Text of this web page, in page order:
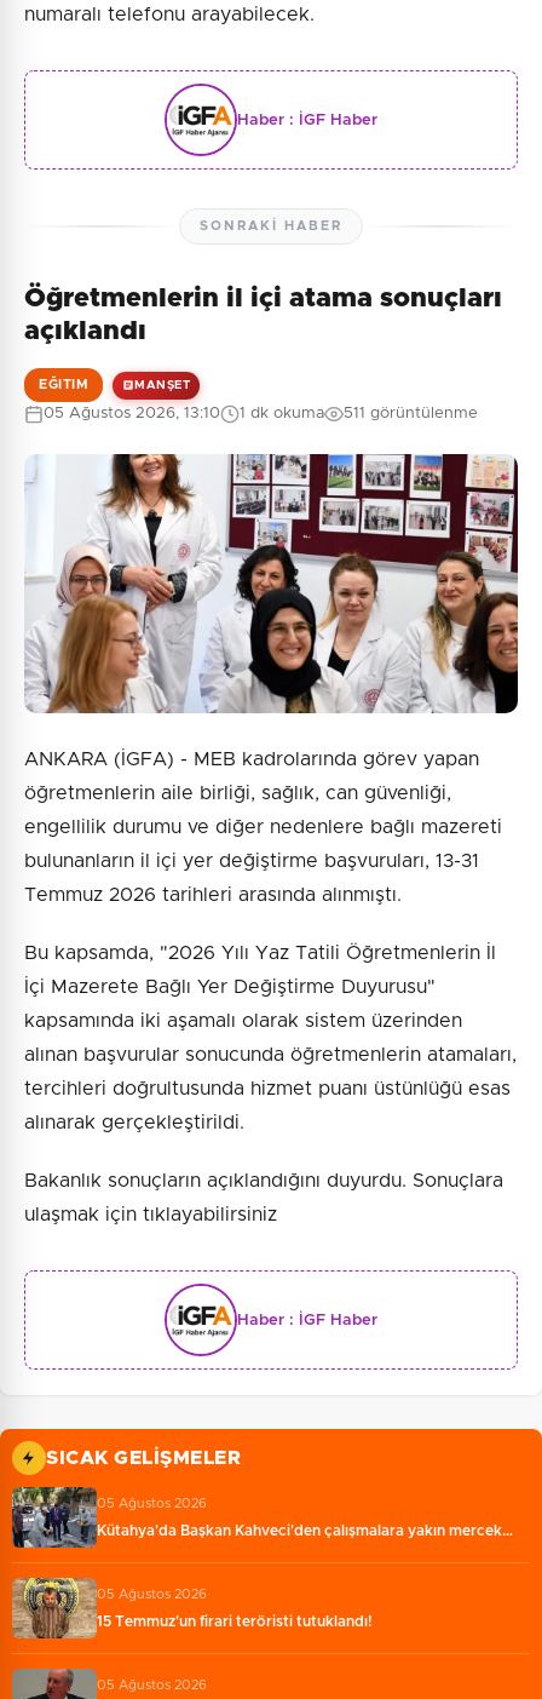
numaralı telefonu arayabilecek.
Haber : İGF Haber
SONRAKI HABER
Öğretmenlerin il içi atama sonuçları
açıklandı
EĞITIM MANŞET
05 Ağustos 2026, 13:10 1 dk okuma 511 görüntülenme
ANKARA (İGFA) - MEB kadrolarında görev yapan
öğretmenlerin aile birliği, sağlık, can güvenliği,
engellilik durumu ve diğer nedenlere bağlı mazereti
bulunanların il içi yer değiştirme başvuruları, 13-31
Temmuz 2026 tarihleri arasında alınmıştı.
Bu kapsamda, "2026 Yılı Yaz Tatili Öğretmenlerin İl
İçi Mazerete Bağlı Yer Değiştirme Duyurusu"
kapsamında iki aşamalı olarak sistem üzerinden
alınan başvurular sonucunda öğretmenlerin atamaları,
tercihleri doğrultusunda hizmet puanı üstünlüğü esas
alınarak gerçekleştirildi.
Bakanlık sonuçların açıklandığını duyurdu. Sonuçlara
ulaşmak için tıklayabilirsiniz
Haber : İGF Haber
SICAK GELIŞMELER
05 Ağustos 2026
Kütahya'da Başkan Kahveci'den çalışmalara yakın mercek…
05 Ağustos 2026
15 Temmuz'un firari teröristi tutuklandı!
05 Ağustos 2026